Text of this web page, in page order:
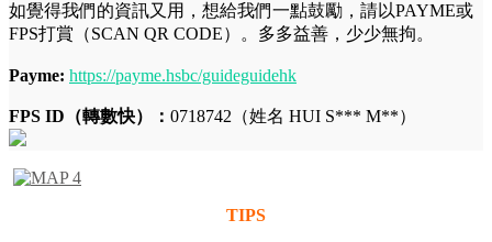
如覺得我們的資訊又用，想給我們一點鼓勵，請以PAYME或
FPS打賞（SCAN QR CODE）。多多益善，少少無拘。
Payme: https://payme.hsbc/guideguidehk
FPS ID（轉數快）： 0718742（姓名 HUI S*** M**）
TIPS